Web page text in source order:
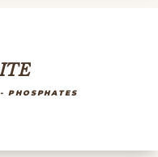
PHOSPHATES